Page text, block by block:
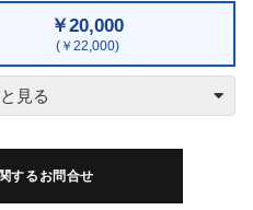
￥20,000
(￥22,000)
(￥33,000)
するお問合せ